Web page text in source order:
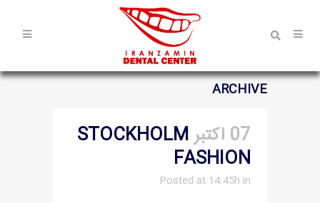
ARCHIVE
07 اکتبر
STOCKHOLM
FASHION
Posted at 14:45h in